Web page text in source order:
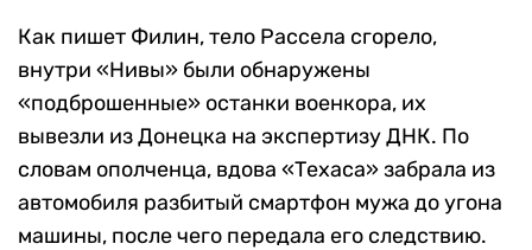
Как пишет Филин, тело Рассела сгорело,
внутри «Нивы» были обнаружены
«подброшенные» останки военкора, их
вывезли из Донецка на экспертизу ДНК. По
словам ополченца, вдова «Техаса» забрала из
автомобиля разбитый смартфон мужа до угона
машины, после чего передала его следствию.